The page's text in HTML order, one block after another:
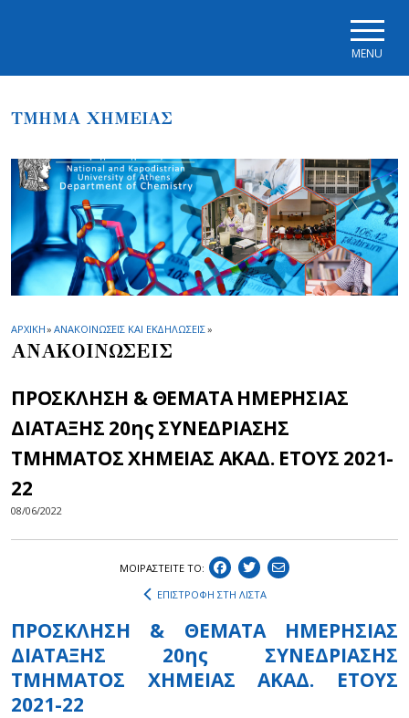
MENU
ΤΜΗΜΑ ΧΗΜΕΙΑΣ
ΑΡΧΙΚΗ» ΑΝΑΚΟΙΝΩΣΕΙΣ ΚΑΙ ΕΚΔΗΛΩΣΕΙΣ»
ΑΝΑΚΟΙΝΩΣΕΙΣ
ΠΡΟΣΚΛΗΣΗ & ΘΕΜΑΤΑ ΗΜΕΡΗΣΙΑΣ
ΔΙΑΤΑΞΗΣ 20ης ΣΥΝΕΔΡΙΑΣΗΣ
ΤΜΗΜΑΤΟΣ ΧΗΜΕΙΑΣ ΑΚΑΔ. ΕΤΟΥΣ 2021-
22
08/06/2022
ΜΟΙΡΑΣΤEIΤΕ ΤΟ:
ΕΠΙΣΤΡΟΦΗ ΣΤΗ ΛΙΣΤΑ
ΠΡΟΣΚΛΗΣΗ & ΘΕΜΑΤΑ ΗΜΕΡΗΣΙΑΣ
ΔΙΑΤΑΞΗΣ 20ης ΣΥΝΕΔΡΙΑΣΗΣ
ΤΜΗΜΑΤΟΣ ΧΗΜΕΙΑΣ ΑΚΑΔ. ΕΤΟΥΣ
2021-22